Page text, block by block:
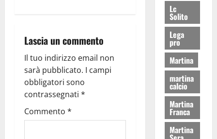
Lascia un commento
Il tuo indirizzo email non
sarà pubblicato. I campi
obbligatori sono
contrassegnati *
Commento *
Lc
Solito
Lega
pro
Martina
martina
calcio
Martina
Franca
Martina